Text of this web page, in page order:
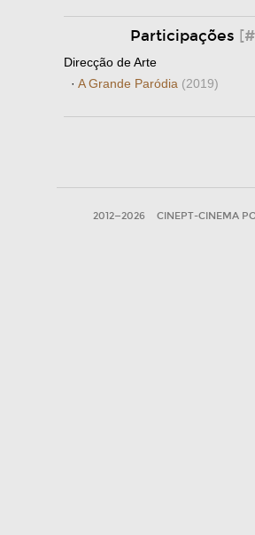
Participações
Direcção de Arte
· A Grande Paródia (2019)
2012—2026 CINEPT-CINEMA